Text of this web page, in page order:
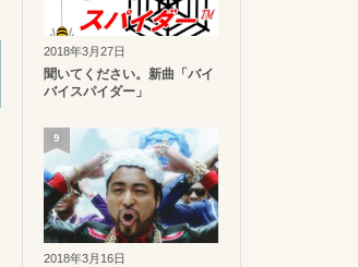
2018年3月27日
聞いてください。新曲「バイ
バイスパイダー」
2018年3月16日
9